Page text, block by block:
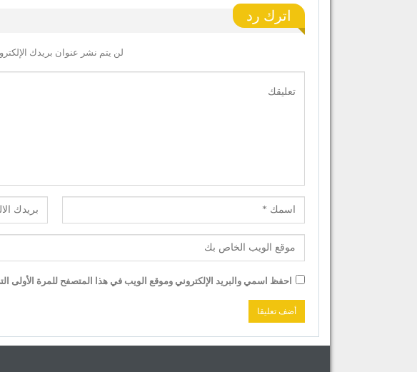
اترك رد
لن يتم نشر عنوان بريدك
احفظ اسمي والبريد الإلكتروني وموقع الويب في هذا المتصفح للمرة الأولى